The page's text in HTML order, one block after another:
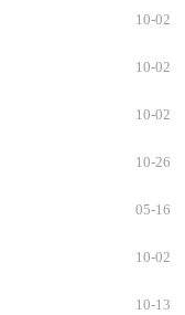
10-02
10-02
10-02
10-26
05-16
10-02
10-13